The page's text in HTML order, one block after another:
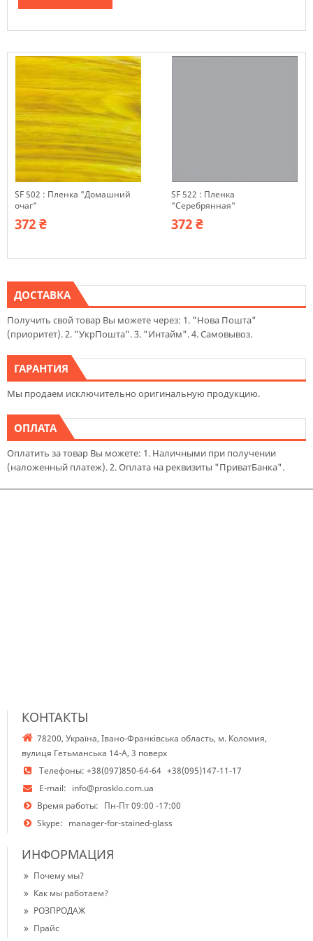
SF 502 : Пленка "Домашний
очаг"
372 ₴
SF 522 : Пленка
"Серебрянная"
372 ₴
ДОСТАВКА
Получить свой товар Вы можете через: 1. "Нова Пошта"
(приоритет). 2. "УкрПошта". 3. "Интайм". 4. Самовывоз.
ГАРАНТИЯ
Мы продаем исключительно оригинальную продукцию.
ОПЛАТА
Оплатить за товар Вы можете: 1. Наличными при получении
(наложенный платеж). 2. Оплата на реквизиты "ПриватБанка".
КОНТАКТЫ
78200, Україна, Івано-Франківська область, м. Коломия,
вулиця Гетьманська 14-А, 3 поверх
Телефоны: +38(097)850-64-64 +38(095)147-11-17
E-mail: info@prosklo.com.ua
Время работы: Пн-Пт 09:00 -17:00
Skype: manager-for-stained-glass
ИНФОРМАЦИЯ
Почему мы?
Как мы работаем?
РОЗПРОДАЖ
Прайс